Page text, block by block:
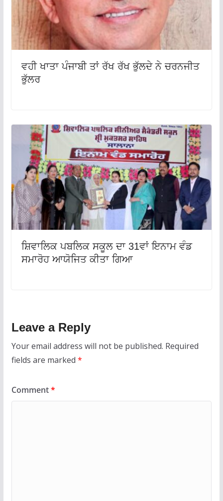
ਵਹੀ ਖਾਤਾ ਪੰਜਾਬੀ ਤਾਂ ਰੱਖ ਰੱਖ ਭੁੱਲਦੇ ਨੇ ਚਰਨਜੀਤ
ਭੁੱਲਰ
ਸ਼ਿਵਾਲਿਕ ਪਬਲਿਕ ਸਕੂਲ ਦਾ 31ਵਾਂ ਇਨਾਮ ਵੰਡ
ਸਮਾਰੋਹ ਆਯੋਜਿਤ ਕੀਤਾ ਗਿਆ
Leave a Reply
Your email address will not be published. Required
fields are marked *
Comment*